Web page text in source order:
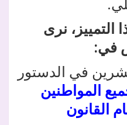
التمييز، نرى
في:
في الدستور
المواطنين
القانون